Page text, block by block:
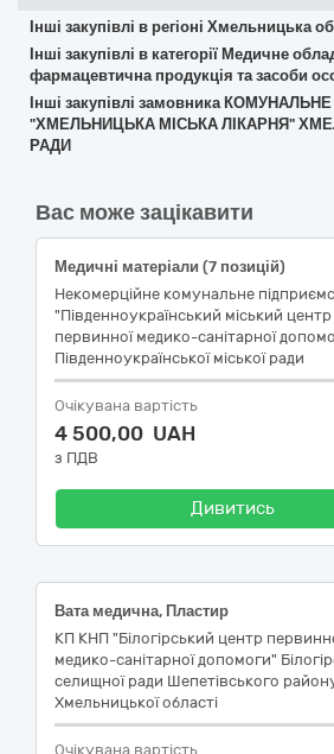
Інші закупівлі в регіоні Хмельницька
Інші закупівлі в категорії Медичне
фармацевтична продукція та засоби
Інші закупівлі замовника
"ХМЕЛЬНИЦЬКА МІСЬКА ЛІКАРНЯ"
РАДИ
Вас може зацікавити
Медичні матеріали (7 позицій)
Некомерційне комунальне
"Південноукраїнський міський центр
первинної медико-санітарної
Південноукраїнської міської ради
Очікувана вартість
4 500,00 UAH
з ПДВ
Дивитись
Вата медична, Пластир
КП КНП "Білогірський центр
медико-санітарної допомоги"
селищної ради Шепетівського
Хмельницької області
Очікувана вартість